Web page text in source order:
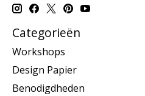
Categorieën
Workshops
Design Papier
Benodigdheden